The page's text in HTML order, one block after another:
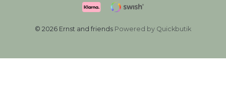
© 2026 Ernst and friends Powered by Quickbutik